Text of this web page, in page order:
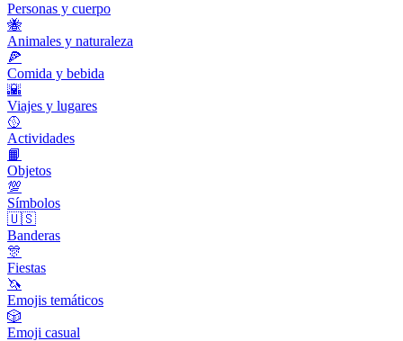
Personas y cuerpo
🐝
Animales y naturaleza
🍕
Comida y bebida
🌇
Viajes y lugares
🥎
Actividades
📙
Objetos
💯
Símbolos
🇺🇸
Banderas
🎊
Fiestas
🦄
Emojis temáticos
🎲
Emoji casual